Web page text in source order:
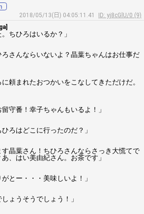
2018/05/13(日) 04:05:11.41
ID: yj8cGlU/0 (9)
ちひろはいるか？」
さんならいないよ？晶葉ちゃんはお仕事だ
頼まれたおつかいをこなしてきただけだ。
守番！幸子ちゃんもいるよ！」
ろはどこに行ったのだ？」
晶葉さん！ちひろさんならさっき大慌てで
、はい美由紀さん。お茶です」
とー・・・美味しいよ！」
ょうそうでしょう！」